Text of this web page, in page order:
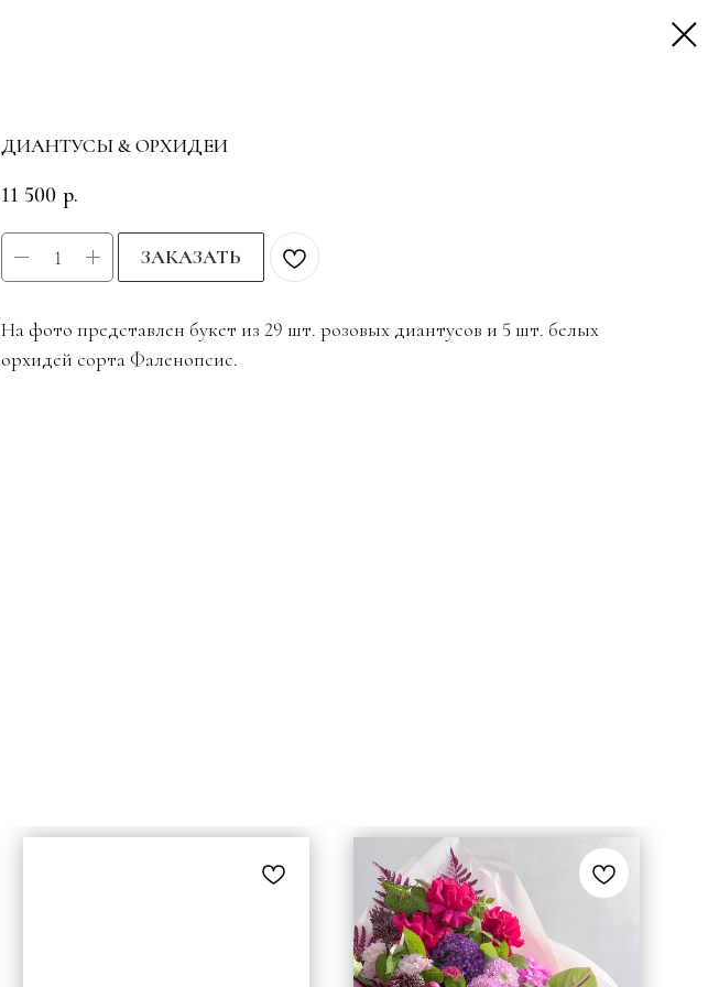
ДИАНТУСЫ & ОРХИДЕИ
11 500 р.
ЗАКАЗАТЬ
На фото представлен букет из 29 шт. розовых диантусов и 5 шт. белых
орхидей сорта Фаленопсис.